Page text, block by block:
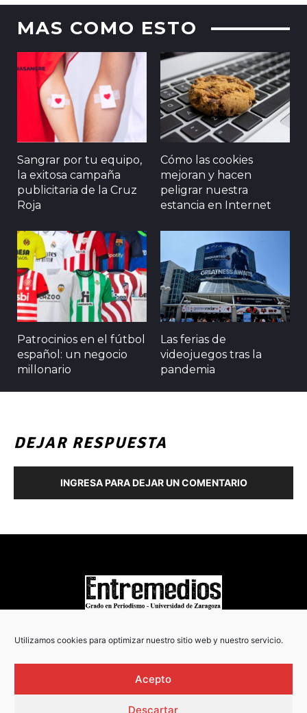
Utilizamos cookies para optimizar nuestro sitio web y nuestro servicio.
Acepto
Descartar
MAS COMO ESTO
Sangrar por tu equipo,
la exitosa campaña
publicitaria de la Cruz
Roja
Cómo las cookies
mejoran y hacen
peligrar nuestra
estancia en Internet
Patrocinios en el fútbol
español: un negocio
millonario
Las ferias de
videojuegos tras la
pandemia
DEJAR RESPUESTA
INGRESA PARA DEJAR UN COMENTARIO